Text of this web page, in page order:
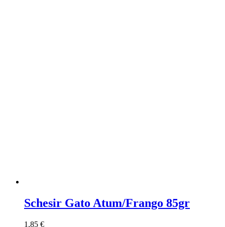
Schesir Gato Atum/Frango 85gr
1,85 €